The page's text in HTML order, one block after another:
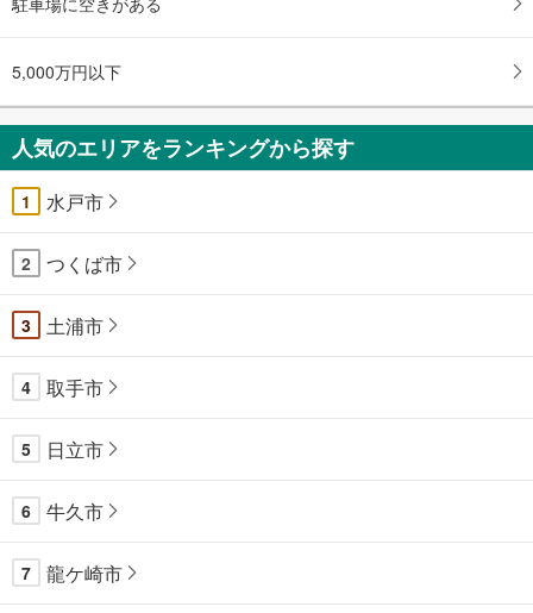
5,000万円以下
人気のエリアをランキングから探す
1 水戸市
2 つくば市
3 土浦市
4 取手市
5 日立市
6 牛久市
7 龍ケ崎市